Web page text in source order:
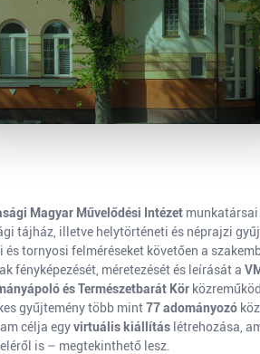
Magyar Művelődési Intézet munkatársai
tájház, illetve helytörténeti és néprajzi
és tornyosi felméréseket követően a
fényképezését, méretezését és leírását a
és Természetbarát Kör
gyűjtemény több mint77 adományozó
célja egyvirtuális kiállítás létrehozása,
is – megtekinthető lesz.